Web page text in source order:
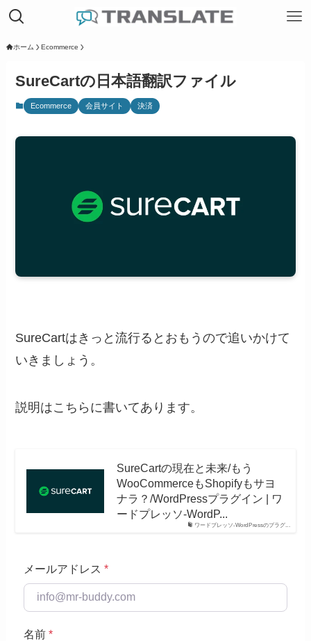
ホーム Ecommerce
SureCartの日本語翻訳ファイル
Ecommerce 会員サイト 決済
SureCartはきっと流行るとおもうので追いかけて
いきましょう。
説明はこちらに書いてあります。
ワードプレッソ-WordPressのプラグ...
SureCartの現在と未来/もう
WooCommerceもShopifyもサヨ
ナラ？/WordPressプラグイン | ワ
ードプレッソ-WordP...
メールアドレス *
名前 *